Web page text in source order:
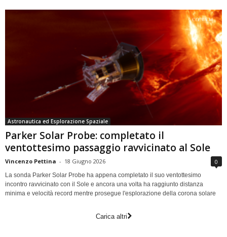
Astronautica ed Esplorazione Spaziale
Parker Solar Probe: completato il
ventottesimo passaggio ravvicinato al Sole
Vincenzo Pettina - 18 Giugno 2026 0
La sonda Parker Solar Probe ha appena completato il suo ventottesimo
incontro ravvicinato con il Sole e ancora una volta ha raggiunto distanza
minima e velocità record mentre prosegue l'esplorazione della corona solare
Carica altri